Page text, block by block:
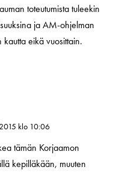
toteutumista tuleekin
ja AM-ohjelman
kautta eikä vuosittain.
klo 10:06
tämän Korjaamon
kepilläkään, muuten